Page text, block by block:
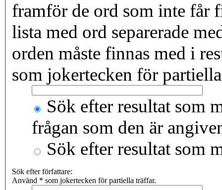
framför de ord som inte får
lista med ord separerade
orden måste finnas med i
som jokertecken för
Sök efter resultat som
frågan som den är
Sök efter resultat som
Sök efter författare:
Använd * som jokertecken för partiella träffar.